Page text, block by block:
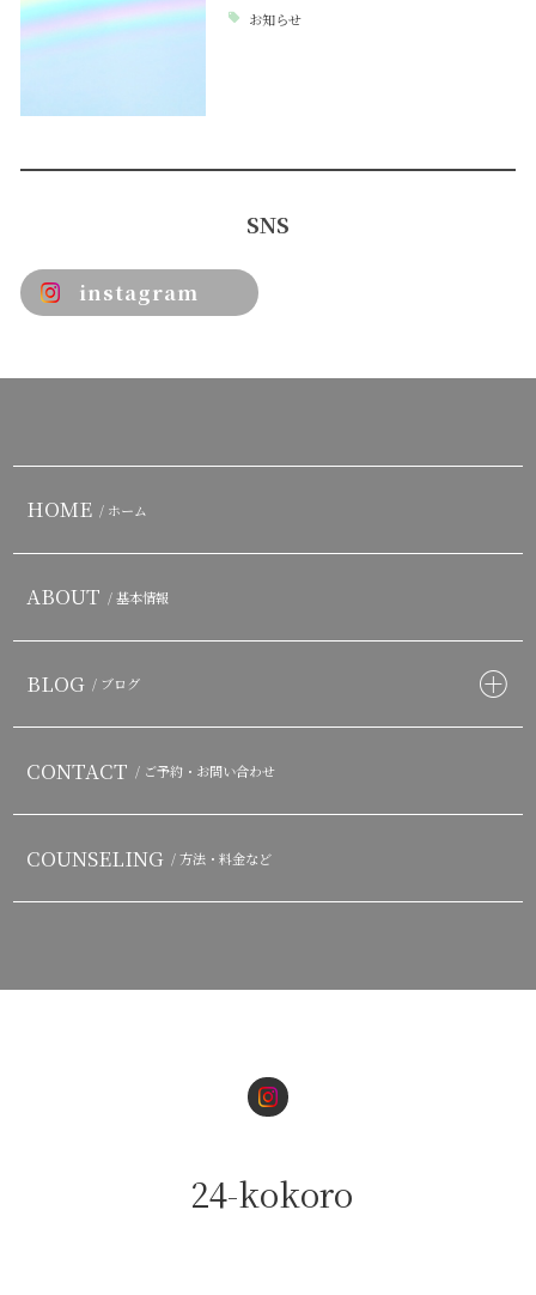
お知らせ
SNS
instagram
HOME / ホーム
ABOUT / 基本情報
BLOG / ブログ
CONTACT / ご予約・お問い合わせ
COUNSELING / 方法・料金など
24-kokoro